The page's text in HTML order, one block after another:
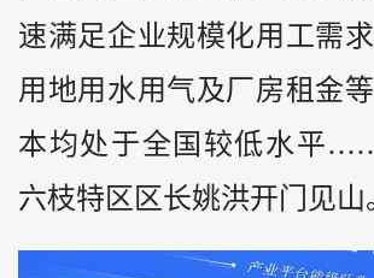
速满足企业规模化用工需
用地用水用气及厂房租金
本均处于全国较低水平
六枝特区区长姚洪开门见山